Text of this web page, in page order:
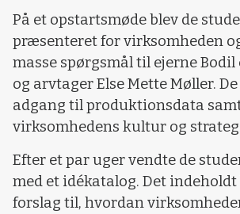
På et opstartsmøde blev de
præsenteret for virksomheden
masse spørgsmål til ejerne
og arvtager Else Mette Møller.
adgang til produktionsdata
virksomhedens kultur og
Efter et par uger vendte de
med et idékatalog. Det
forslag til, hvordan